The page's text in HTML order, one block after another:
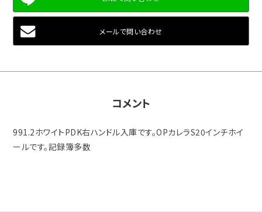
メールで問い合わせ
コメント
991.2ホワイトPDK右ハンドル入庫です。OPカレラS20インチホイ
ールです。記録簿多数